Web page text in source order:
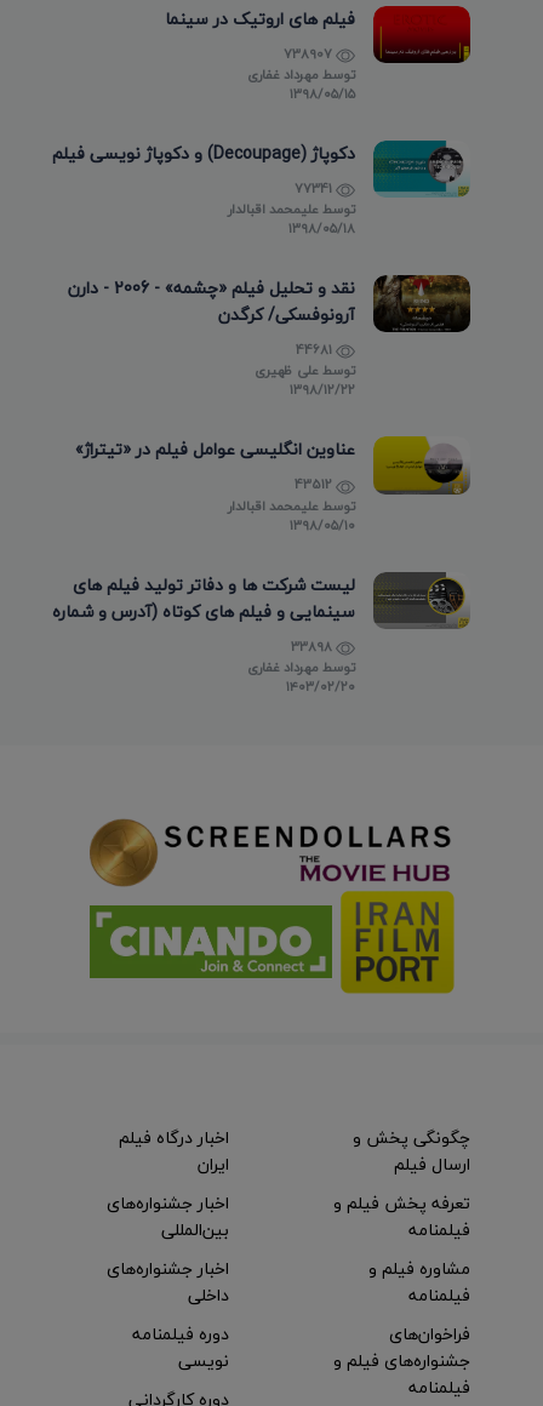
فیلم های اروتیک در سینما
توسط مهرداد غفاری
۱۳۹۸/۰۵/۱۵
دکوپاژ (Decoupage) و دکوپاژ نویسی فیلم
توسطعلیمحمد اقبالدار
۱۳۹۸/۰۵/۱۸
نقد و تحلیل فیلم «چشمه» - 2006 - دارن
آرونوفسکی/ کرگدن
توسطعلی ظهیری
۱۳۹۸/۱۲/۲۲
عناوین انگلیسی عوامل فیلم در «تیتراژ»
توسطعلیمحمد اقبالدار
۱۳۹۸/۰۵/۱۰
لیست شرکت ها و دفاتر تولید فیلم های
سینمایی و فیلم های کوتاه (آدرس و شماره
تماس)
توسط مهرداد غفاری
۱۴۰۳/۰۲/۲۰
چگونگی پخش و
ارسال فیلم
تعرفه پخش فیلم و
فیلمنامه
مشاوره فیلم و
فیلمنامه
اخبار درگاه فیلم
ایران
اخبار جشنواره‌های
بین‌المللی
اخبار جشنواره‌های
داخلی
فراخوان‌های
جشنواره‌های فیلم و
فیلمنامه
دوره فیلمنامه
نویسی
دوره کارگردانی